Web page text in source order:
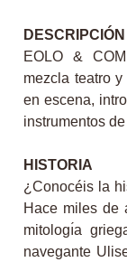
DESCRIPCIÓN
EOLO &
mezcla teatro
en escena,
instrumentos
HISTORIA
¿Conocéis la
Hace miles de
mitologı́a
navegante